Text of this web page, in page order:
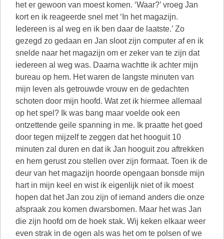
het er gewoon van moest komen. ‘Waar?’ vroeg Jan
kort en ik reageerde snel met ‘In het magazijn.
Iedereen is al weg en ik ben daar de laatste.’ Zo
gezegd zo gedaan en Jan sloot zijn computer af en ik
snelde naar het magazijn om er zeker van te zijn dat
iedereen al weg was. Daarna wachtte ik achter mijn
bureau op hem. Het waren de langste minuten van
mijn leven als getrouwde vrouw en de gedachten
schoten door mijn hoofd. Wat zet ik hiermee allemaal
op het spel? Ik was bang maar voelde ook een
ontzettende geile spanning in me. Ik praatte het goed
door tegen mijzelf te zeggen dat het hooguit 10
minuten zal duren en dat ik Jan hooguit zou aftrekken
en hem gerust zou stellen over zijn formaat. Toen ik de
deur van het magazijn hoorde opengaan bonsde mijn
hart in mijn keel en wist ik eigenlijk niet of ik moest
hopen dat het Jan zou zijn of iemand anders die onze
afspraak zou komen dwarsbomen. Maar het was Jan
die zijn hoofd om de hoek stak. Wij keken elkaar weer
even strak in de ogen als was het om te polsen of we